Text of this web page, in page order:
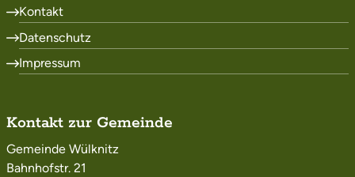
Kontakt
Datenschutz
Impressum
Kontakt zur Gemeinde
Gemeinde Wülknitz
Bahnhofstr. 21